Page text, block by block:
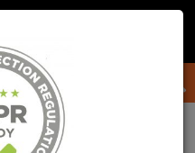
samsung